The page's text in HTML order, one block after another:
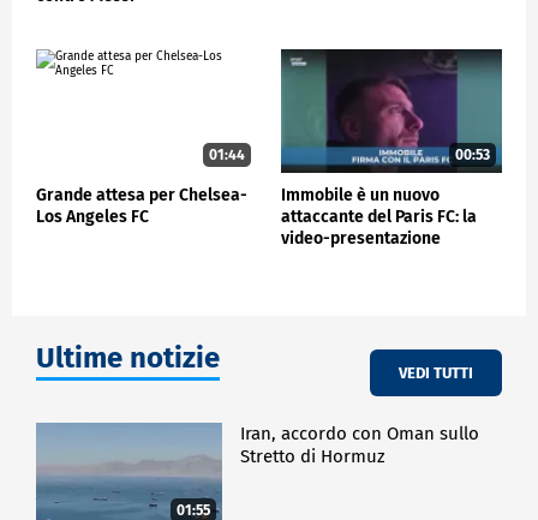
01:44
Grande attesa per Chelsea-
Los Angeles FC
00:53
Immobile è un nuovo
attaccante del Paris FC: la
video-presentazione
Ultime notizie VEDI TUTTI
01:55
Iran, accordo con Oman sullo
Stretto di Hormuz